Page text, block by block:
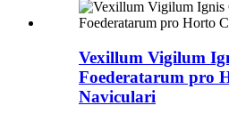
Vexillum Vigilum
Foederatarum pro
Naviculari